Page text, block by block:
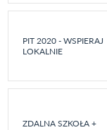
PIT 2020 - WSPIERAJ
LOKALNIE
ZDALNA SZKOŁA +